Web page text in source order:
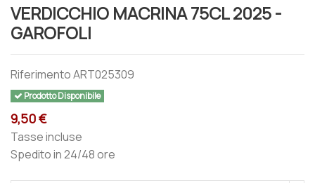
VERDICCHIO MACRINA 75CL 2025 -
GAROFOLI
RiferimentoART025309
Prodotto Disponibile
9,50 €
Tasse incluse
Spedito in 24/48 ore